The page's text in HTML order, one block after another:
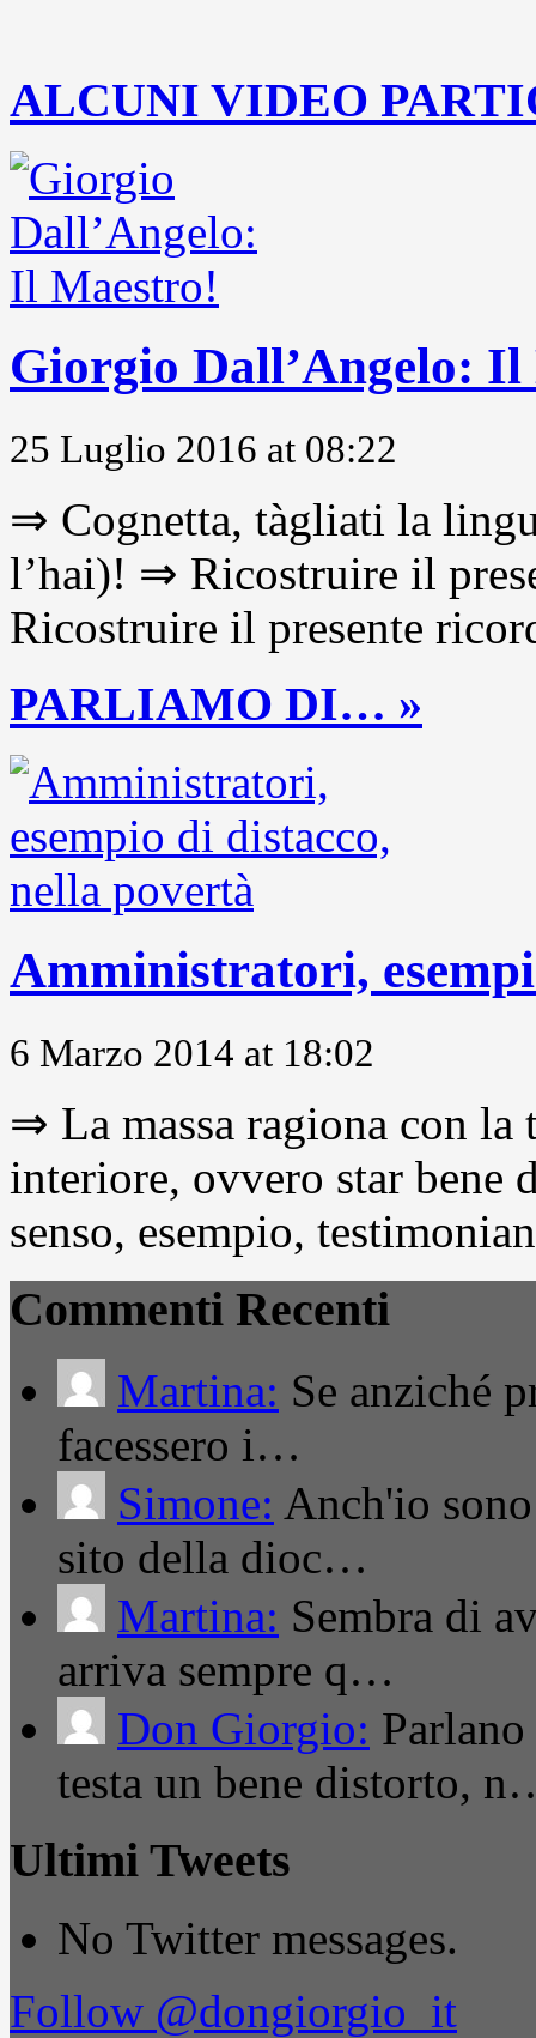
ALCUNI VIDEO
Giorgio Dall’Angelo:
25 Luglio 2016 at 08:22
⇒ Cognetta, tàgliati la
l’hai)! ⇒ Ricostruire il
Ricostruire il presente
PARLIAMO DI… »
Amministratori,
6 Marzo 2014 at 18:02
⇒ La massa ragiona con
interiore, ovvero star
senso, esempio,
Commenti Recenti
Martina: Se anziché
facessero i…
Simone: Anch'io
sito della dioc…
Martina: Sembra di
arriva sempre q…
Don Giorgio:
testa un bene distorto,
Ultimi Tweets
No Twitter messages.
Follow @dongiorgio_it